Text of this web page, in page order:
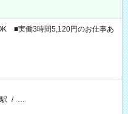
■実働3時間5,120円のお仕事あ
/ …